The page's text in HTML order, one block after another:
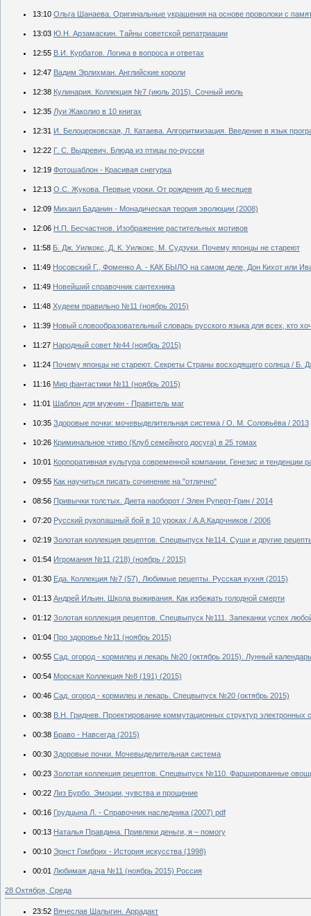
13:10 Ольга Шанаева. Оригинальные украшения на основе проволоки с
13:03 Ю.Н. Арзамаскин. Тайны советской репатриации
12:55 В.И. Курбатов. Логика в вопроса и ответах
12:47 Вадим Эрлихман. Английские короли
12:38 Кулинария. Коллекция №7 (июль 2015). Сочный июль
12:35 Луи Жаколио в 10 книгах
12:31 И. Белоцерковская, Л. Катаева. Алгоритмизация. Введение в язык
12:22 Г. С. Выдревич. Блюда из птицы по-русски
12:19 Фотошаблон - Красивая снегурка
12:13 О.С. Жукова. Первые уроки. От рождения до 6 месяцев
12:09 Михаил Баданин - Монадическая теория эволюции (2008)
12:06 Н.П. Бесчастнов. Изображение растительных мотивов
11:58 Б. Дж. Уилкокс, Д. К. Уилкокс, М. Судзуки. Почему японцы не стареют
11:49 Носовский Г., Фоменко А. - КАК БЫЛО на самом деле, Дон Кихот или
11:49 Новейший справочник сантехника
11:48 Худеем правильно №11 (ноябрь 2015)
11:39 Новый словообразовательный словарь русского языка для всех, кто
11:27 Народный совет №44 (ноябрь 2015)
11:24 Почему японцы не стареют. Секреты Страны восходящего солнца / Б.
11:16 Мир фантастики №11 (ноябрь 2015)
11:01 Шаблон для мужчин - Правитель маг
10:35 Здоровые почки: мочевыделительная система / О. М. Соловьёва / 2013
10:26 Криминальное чтиво (Клуб семейного досуга) в 25 томах
10:01 Корпоративная культура современной компании. Генезис и тенденции
09:55 Как научиться писать сочинение на "отлично"
08:56 Привычки толстых. Диета наоборот / Элен Руперт-Грин / 2014
07:20 Русский рукопашный бой в 10 уроках / А.А.Кадочников / 2006
02:19 Золотая коллекция рецептов. Спецвыпуск №114. Суши и другие
01:54 Игромания №11 (218) (ноябрь / 2015)
01:30 Еда. Коллекция №7 (57). Любимые рецепты. Русская кухня (2015)
01:13 Андрей Ильин. Школа выживания. Как избежать голодной смерти
01:12 Золотая коллекция рецептов. Спецвыпуск №111. Запеканки успех
01:04 Про здоровье №11 (ноябрь 2015)
00:55 Сад, огород - кормилец и лекарь №20 (октябрь 2015). Лунный
00:54 Морская Коллекция №8 (191) (2015)
00:46 Сад, огород - кормилец и лекарь. Спецвыпуск №20 (октябрь 2015)
00:38 В.Н. Гриднев. Проектирование коммутационных структур электронных
00:38 Браво - Навсегда (2015)
00:30 Здоровые почки. Мочевыделительная система
00:23 Золотая коллекция рецептов. Спецвыпуск №110. Фаршированные
00:22 Лиз Бурбо. Эмоции, чувства и прощение
00:16 Грудцына Л. - Справочник наследника (2007) pdf
00:13 Наталья Правдина. Привлеки деньги, я – помогу
00:10 Эрнст Гомбрих - История искусства (1998)
00:01 Любимая дача №11 (ноябрь 2015) Россия
28 Октября, Среда
23:52 Вячеслав Шалыгин. Аррадакт